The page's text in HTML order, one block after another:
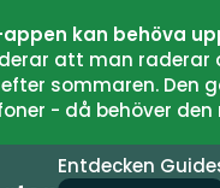
kan behöva
att man raderar
efter sommaren.
- då behöver
Entdecken